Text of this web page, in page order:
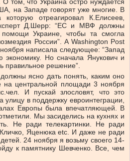
том, что Украина остро нуждается
на Западе говорят уже многие. В
отреагировал К.Елисеев,
Д.Шерр: “ЕС и МВФ должны
Украине, чтобы та смогла
России”. А Washington Post
написала следующее: “Запад
экономику. Но сначала Янукович и
правильное решение”.
ясно дать понять, каким оно
центральной площади 3 ноября
И пускай злословят, что это
в поддержку евроинтеграции,
Европы была впечатляющей. В
Мы засиделись на кухнях и
Не ради телекартинки. Не ради
Яценюка etc. И даже не ради
24 ноября я возьму своего 14-
к памятнику Шевченко. Все, чем